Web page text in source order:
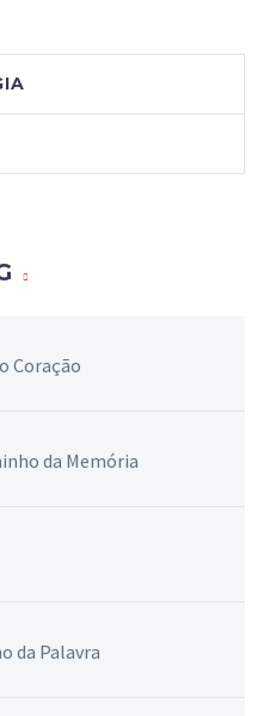
Coração
da Memória
da Palavra